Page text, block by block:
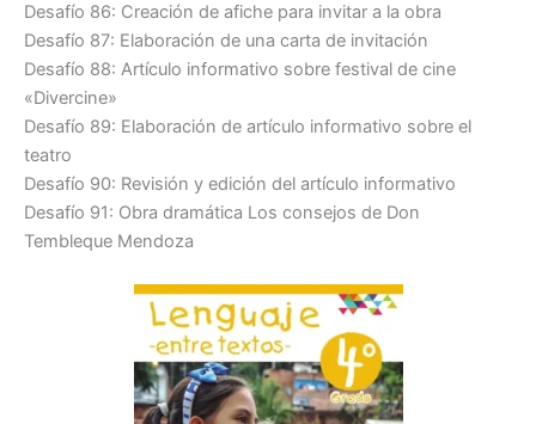
Desafío 86: Creación de afiche para invitar a la obra
Desafío 87: Elaboración de una carta de invitación
Desafío 88: Artículo informativo sobre festival de cine
«Divercine»
Desafío 89: Elaboración de artículo informativo sobre el
teatro
Desafío 90: Revisión y edición del artículo informativo
Desafío 91: Obra dramática Los consejos de Don
Tembleque Mendoza